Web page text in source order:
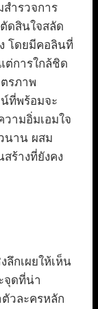
ำรวจการ
ดสินใจสลัด
โดยมีคอลินที่
ต่การใกล้ชิด
รภาพ
ที่พร้อมจะ
ามอิ่มเอมใจ
นาน ผสม
ร้างที่ยังคง
ลึกเผยให้เห็น
จุดที่น่า
วละครหลัก